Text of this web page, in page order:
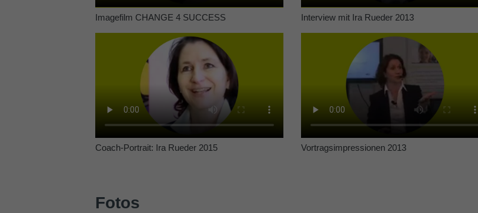
Imagefilm CHANGE 4 SUCCESS Interview mit Ira Rueder 2013
Coach-Portrait: Ira Rueder 2015 Vortragsimpressionen 2013
Fotos